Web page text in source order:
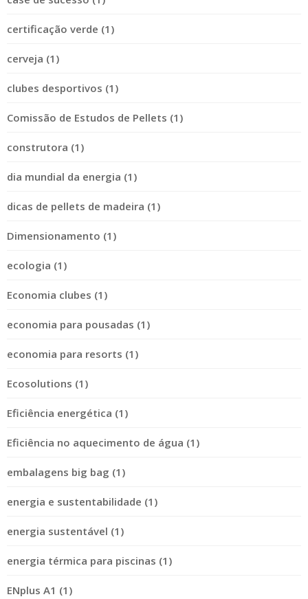
certificação verde (1)
cerveja (1)
clubes desportivos (1)
Comissão de Estudos de Pellets (1)
construtora (1)
dia mundial da energia (1)
dicas de pellets de madeira (1)
Dimensionamento (1)
ecologia (1)
Economia clubes (1)
economia para pousadas (1)
economia para resorts (1)
Ecosolutions (1)
Eficiência energética (1)
Eficiência no aquecimento de água (1)
embalagens big bag (1)
energia e sustentabilidade (1)
energia sustentável (1)
energia térmica para piscinas (1)
ENplus A1 (1)